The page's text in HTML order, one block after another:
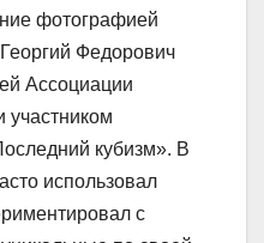
фотографией
Федорович
Ассоциации
участником
кубизм». В
использовал
с